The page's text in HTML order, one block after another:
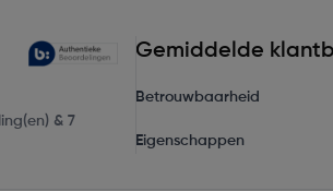
& 7
Gemiddelde
Betrouwbaarheid
Eigenschappen